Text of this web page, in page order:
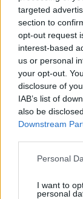
targeted
section to
opt-out request
interest-based
us or personal
your opt-out.
disclosure of
IAB’s list of
also be
Downstream
Please note
not limited to
Personal
I want to
personal
Inserito il11/04/
Se non trovate la
99 € ( arriva
parabola
perfettamente
alla LDL. Io l'ho
ho installato
telecomado a